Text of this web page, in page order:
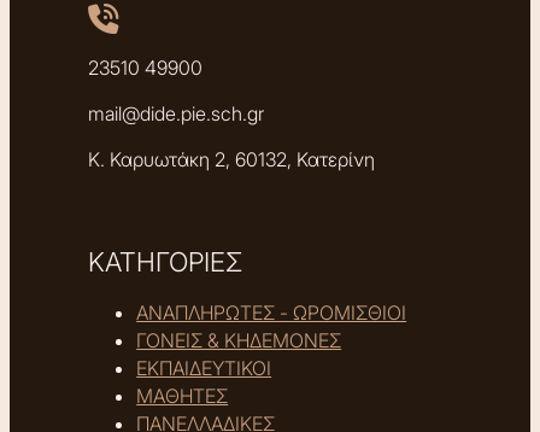
23510 49900
mail@dide.pie.sch.gr
Κ. Καρυωτάκη 2, 60132, Κατερίνη
ΚΑΤΗΓΟΡΙΕΣ
ΑΝΑΠΛΗΡΩΤΕΣ - ΩΡΟΜΙΣΘΙΟΙ
ΓΟΝΕΙΣ & ΚΗΔΕΜΟΝΕΣ
ΕΚΠΑΙΔΕΥΤΙΚΟΙ
ΜΑΘΗΤΕΣ
ΠΑΝΕΛΛΑΔΙΚΕΣ